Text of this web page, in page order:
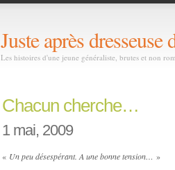
Juste après dresseuse
Les histoires d'une jeune généraliste, brutes et non
Chacun cherche…
1 mai, 2009
« Un peu désespérant. A une bonne tension… »